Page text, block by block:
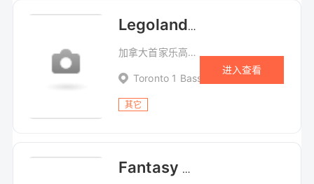
Legoland 乐高乐园
加拿大首家乐高乐园
Toronto 1 Bass Pro Mills Drive,
其它
进入查看
Fantasy Fair 室内游乐场